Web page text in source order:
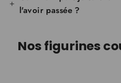
l'avoir passée ?
Nos figurines